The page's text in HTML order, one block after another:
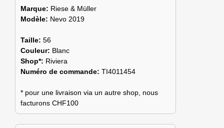
Marque: Riese & Müller
Modèle: Nevo 2019
Taille: 56
Couleur: Blanc
Shop*: Riviera
Numéro de commande: TI4011454
* pour une livraison via un autre shop, nous
facturons CHF100